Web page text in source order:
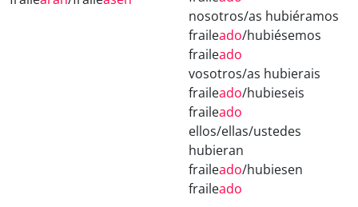
nosotros/as hubiéramos
fraileado/hubiésemos
fraileado
vosotros/as hubierais
fraileado/hubieseis
fraileado
ellos/ellas/ustedes
hubieran
fraileado/hubiesen
fraileado